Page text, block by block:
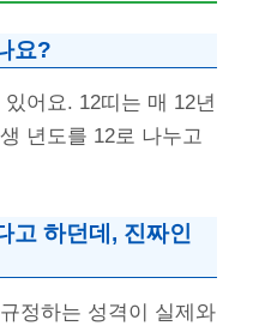
요?
어요. 12띠는 매 12년
년도를 12로 나누고
고 하던데, 진짜인
정하는 성격이 실제와